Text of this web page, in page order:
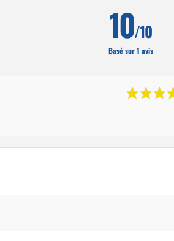
10/10
Basé sur 1 avis